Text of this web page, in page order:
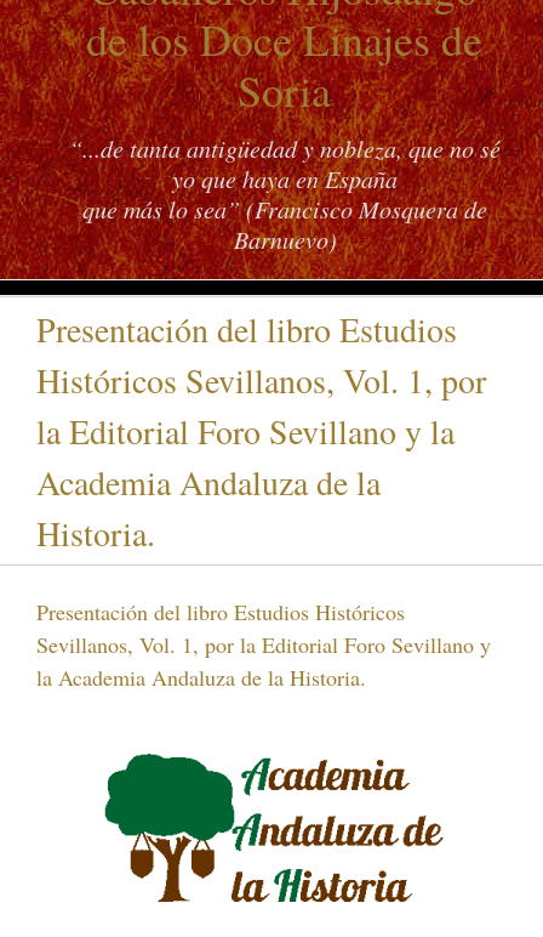
de los Doce Linajes de
Soria
“...de tanta antigüedad y nobleza, que no sé
yo que haya en España
que más lo sea” (Francisco Mosquera de
Barnuevo)
Presentación del libro Estudios
Históricos Sevillanos, Vol. 1, por
la Editorial Foro Sevillano y la
Academia Andaluza de la
Historia.
Presentación del libro Estudios Históricos
Sevillanos, Vol. 1, por la Editorial Foro Sevillano y
la Academia Andaluza de la Historia.